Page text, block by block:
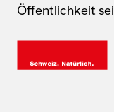
Öffentlichkeit